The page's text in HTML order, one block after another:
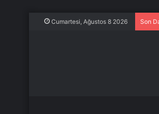
Cumartesi, Ağustos 8 2026 Son